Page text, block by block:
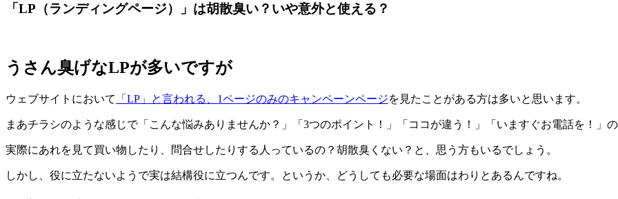
「LP（ランディングページ）」は胡散臭い？いや意外と使える？
うさん臭げなLPが多いですが
ウェブサイトにおいて 「LP」と言われる、1ページのみのキャンペーンページを見たことがある方は多いと思います。
まあチラシのような感じで「こんな悩みありませんか？」「3つのポイント！」「ココが違う！」「いますぐお電話を！」の
実際にあれを見て買い物したり、問合せしたりする人っているの？胡散臭くない？と、思う方もいるでしょう。
しかし、役に立たないようで実は結構役に立つんです。というか、どうしても必要な場面はわりとあるんですね。